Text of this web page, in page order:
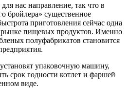
нас направление, так что в
бройлера» существенное
приготовления сейчас одна
рынке пищевых продуктов. Именно
полуфабрикатов становится
упаковочную машину,
срок годности котлет и фаршей
виде.